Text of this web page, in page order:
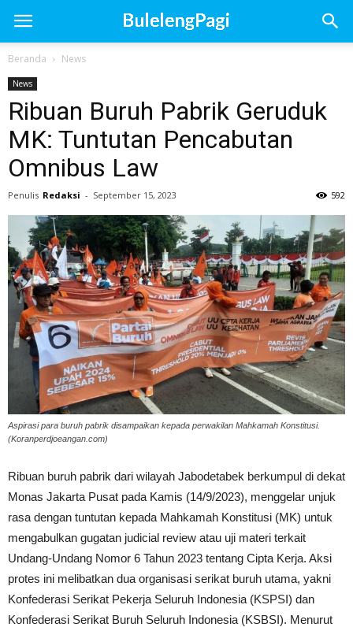
Beranda News
News
Ribuan Buruh Pabrik Geruduk
MK: Tuntutan Pencabutan
Omnibus Law
Penulis Redaksi - September 15, 2023 592
Aspirasi para buruh pabrik disampaikan kepada perwakilan Mahkamah Konstitusi.
(Koranperdjoeangan.com)
Ribuan buruh pabrik dari wilayah Jabodetabek berkumpul di dekat
Monas Jakarta Pusat pada Kamis (14/9/2023), menggelar unjuk
rasa dengan tuntutan kepada Mahkamah Konstitusi (MK) untuk
mengabulkan gugatan judicial review atau uji materi terkait
Undang-Undang Nomor 6 Tahun 2023 tentang Cipta Kerja. Aksi
protes ini melibatkan dua organisasi serikat buruh utama, yakni
Konfederasi Serikat Pekerja Seluruh Indonesia (KSPSI) dan
Konfederasi Serikat Buruh Seluruh Indonesia (KSBSI). Menurut